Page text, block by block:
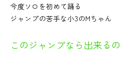
今度ソロを初めて踊る
ジャンプの苦手な小3のMちゃん
このジャンプなら出来る